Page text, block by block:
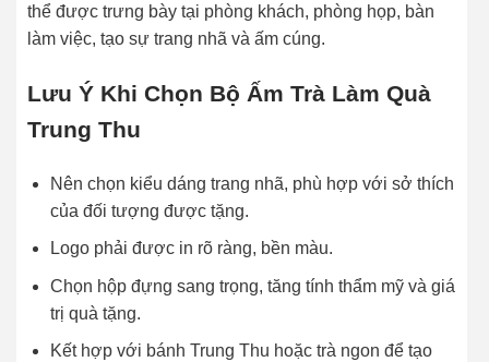
thể được trưng bày tại phòng khách, phòng họp, bàn
làm việc, tạo sự trang nhã và ấm cúng.
Lưu Ý Khi Chọn Bộ Ấm Trà Làm Quà
Trung Thu
Nên chọn kiểu dáng trang nhã, phù hợp với sở thích
của đối tượng được tặng.
Logo phải được in rõ ràng, bền màu.
Chọn hộp đựng sang trọng, tăng tính thẩm mỹ và giá
trị quà tặng.
Kết hợp với bánh Trung Thu hoặc trà ngon để tạo